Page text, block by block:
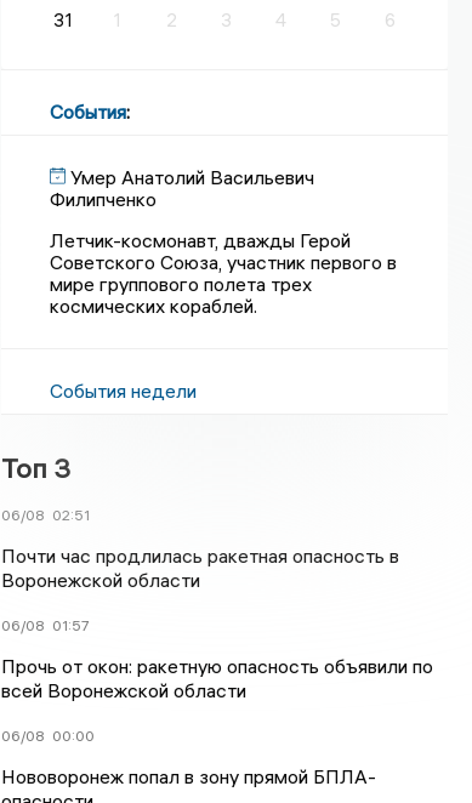
31
1 2 3 4 5 6
События:
Умер Анатолий Васильевич
Филипченко
Летчик-космонавт, дважды Герой
Советского Союза, участник первого в
мире группового полета трех
космических кораблей.
События недели
Топ 3
06/08 02:51
Почти час продлилась ракетная опасность в
Воронежской области
06/08 01:57
Прочь от окон: ракетную опасность объявили по
всей Воронежской области
06/08 00:00
Нововоронеж попал в зону прямой БПЛА-